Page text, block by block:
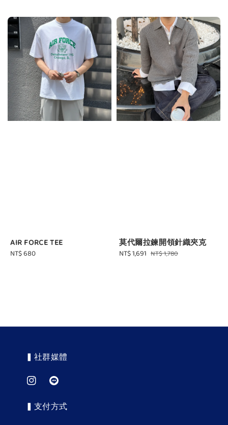
AIR FORCE TEE
Regular
NT$ 680
莫代爾拉鍊開領針織夾克
Sale
NT$ 1,691 Regular
NT$ 1,780
▍社群媒體
▍支付方式